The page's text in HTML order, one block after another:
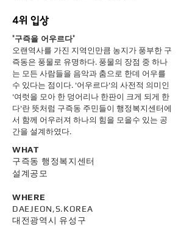
​4위 입상
"구즉을 어우르다"
오랜역사를 가진 지역인만큼 농지가 풍부한 구
즉동은 풍물로 유명하다. 풍물의 장점 중 하나
는 모든 사람들을 음악과 춤으로 한데 어우를
수 있다는 점이다. '어우르다'의 사전적 의미인
'여럿을 모아 한 덩어리나 한판이 크게 되게 한
다'란 뜻처럼 구즉동 주민들이 행정복지센터에
서 함께 어우러져 하나의 힘을 모을수 있는 공
간을 설계하였다.
WHAT
구즉동 행정복지센터
설계공모
WHERE
DAEJEON,S.KOREA
대전광역시 유성구